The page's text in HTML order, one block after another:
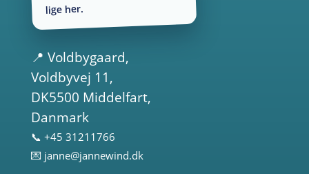
lige her.
📍 Voldbygaard,
Voldbyvej 11,
DK5500 Middelfart,
Danmark
📞 +45 31211766
💌 janne@jannewind.dk